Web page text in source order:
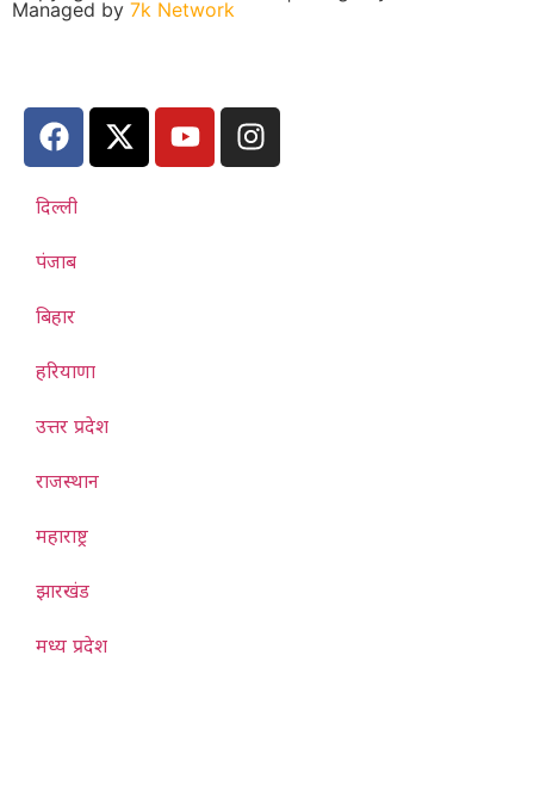
Managed by 7k Network
दिल्ली
पंजाब
बिहार
हरियाणा
उत्तर प्रदेश
राजस्थान
महाराष्ट्र
झारखंड
मध्य प्रदेश